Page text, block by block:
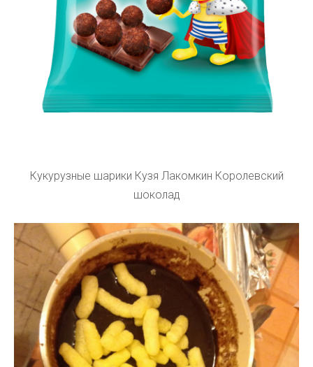
Кукурузные шарики Кузя Лакомкин Королевский
шоколад